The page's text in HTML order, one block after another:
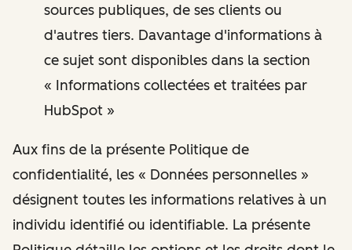
sources publiques, de ses clients ou
d'autres tiers. Davantage d'informations à
ce sujet sont disponibles dans la section
« Informations collectées et traitées par
HubSpot »
Aux fins de la présente Politique de
confidentialité, les « Données personnelles »
désignent toutes les informations relatives à un
individu identifié ou identifiable. La présente